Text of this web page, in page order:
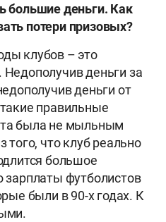
большие деньги. Как
потери призовых?
клубов – это
деньги за
деньги от
правильные
была не мыльным
того, что клуб реально
большое
зарплаты футболистов
были в 90-х годах. К